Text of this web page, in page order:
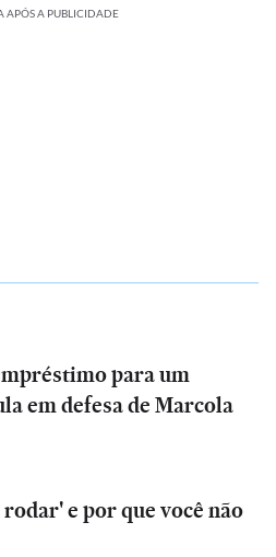
APÓS A PUBLICIDADE
para um
em defesa de Marcola
e por que você não